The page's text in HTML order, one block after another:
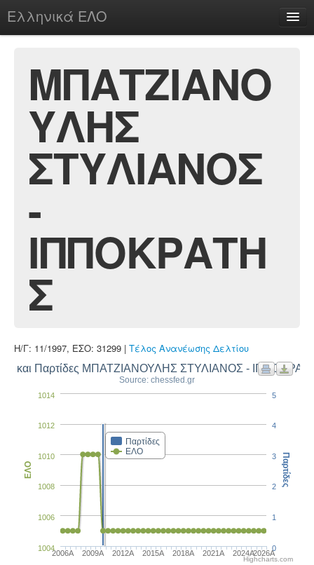
Ελληνικά ΕΛΟ
chesstu.be @ discord
ΜΠΑΤΖΙΑΝΟ
ΥΛΗΣ
ΣΤΥΛΙΑΝΟΣ
-
ΙΠΠΟΚΡΑΤΗ
Σ
Η/Γ: 11/1997, ΕΣΟ: 31299 | Τέλος Ανανέωσης Δελτίου
και Παρτίδες ΜΠΑΤΖΙΑΝΟΥΛΗΣ ΣΤΥΛΙΑΝΟΣ -
Source: chessfed.gr
Παρτίδες
ΕΛΟ
2006A 2009A 2012A 2015A 2018A 2021A 2024A2026A
1004
1006
1008
1010
1012
1014
ΕΛΟ
0
1
2
3
4
5
Παρτίδες
Highcharts.com